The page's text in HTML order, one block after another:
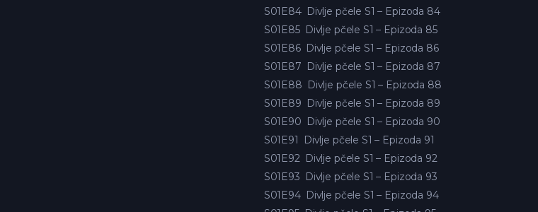
S01E84 Divlje pčele S1 – Epizoda 84
S01E85 Divlje pčele S1 – Epizoda 85
S01E86 Divlje pčele S1 – Epizoda 86
S01E87 Divlje pčele S1 – Epizoda 87
S01E88 Divlje pčele S1 – Epizoda 88
S01E89 Divlje pčele S1 – Epizoda 89
S01E90 Divlje pčele S1 – Epizoda 90
S01E91
Divlje pčele S1 – Epizoda 91
S01E92 Divlje pčele S1 – Epizoda 92
S01E93 Divlje pčele S1 – Epizoda 93
S01E94 Divlje pčele S1 – Epizoda 94